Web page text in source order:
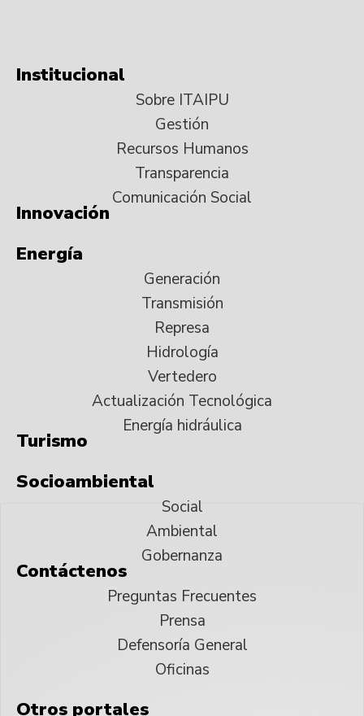
Institucional
Sobre ITAIPU
Gestión
Recursos Humanos
Transparencia
Comunicación Social
Innovación
Energía
Generación
Transmisión
Represa
Hidrología
Vertedero
Actualización Tecnológica
Energía hidráulica
Turismo
Socioambiental
Social
Ambiental
Gobernanza
Contáctenos
Preguntas Frecuentes
Prensa
Defensoría General
Oficinas
Otros portales